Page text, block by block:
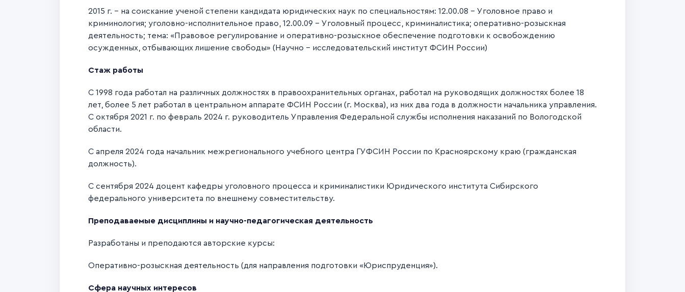
2015 г. – на соискание ученой степени кандидата юридических наук по специальностям: 12.00.08 - Уголовное право и
криминология; уголовно-исполнительное право, 12.00.09 - Уголовный процесс, криминалистика; оперативно-розыскная
деятельность; тема: «Правовое регулирование и оперативно-розыскное обеспечение подготовки к освобождению
осужденных, отбывающих лишение свободы» (Научно - исследовательский институт ФСИН России)
Стаж работы
С 1998 года работал на различных должностях в правоохранительных органах, работал на руководящих должностях более 18
лет, более 5 лет работал в центральном аппарате ФСИН России (г. Москва), из них два года в должности начальника управления.
С октября 2021 г. по февраль 2024 г. руководитель Управления Федеральной службы исполнения наказаний по Вологодской
области.
С апреля 2024 года начальник межрегионального учебного центра ГУФСИН России по Красноярскому краю (гражданская
должность).
С сентября 2024 доцент кафедры уголовного процесса и криминалистики Юридического института Сибирского
федерального университета по внешнему совместительству.
Преподаваемые дисциплины и научно-педагогическая деятельность
Разработаны и преподаются авторские курсы:
Оперативно-розыскная деятельность (для направления подготовки «Юриспруденция»).
Сфера научных интересов